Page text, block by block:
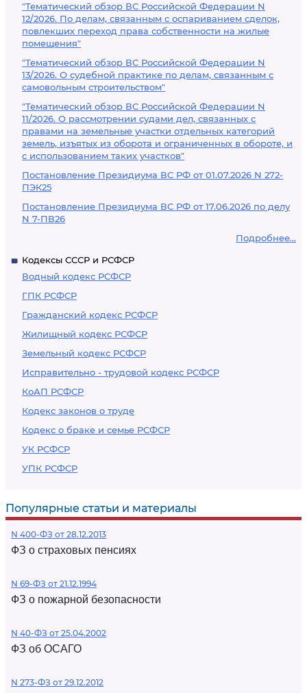
"Тематический обзор ВС Российской Федерации N
12/2026. По делам, связанным с оспариванием сделок,
повлекших переход права собственности на жилые
помещения"
"Тематический обзор ВС Российской Федерации N
13/2026. О судебной практике по делам, связанным с
самовольным строительством"
"Тематический обзор ВС Российской Федерации N
11/2026. О рассмотрении судами дел, связанных с
правами на земельные участки отдельных категорий
земель, изъятых из оборота и ограниченных в обороте, и
с использованием таких участков"
Постановление Президиума ВС РФ от 01.07.2026 N 272-
ПЭК25
Постановление Президиума ВС РФ от 17.06.2026 по делу
N 7-ПВ26
Подробнее...
Кодексы СССР и РСФСР
Водный кодекс РСФСР
ГПК РСФСР
Гражданский кодекс РСФСР
Жилищный кодекс РСФСР
Земельный кодекс РСФСР
Исправительно - трудовой кодекс РСФСР
КоАП РСФСР
Кодекс законов о труде
Кодекс о браке и семье РСФСР
УК РСФСР
УПК РСФСР
Популярные статьи и материалы
N 400-ФЗ от 28.12.2013
ФЗ о страховых пенсиях
N 69-ФЗ от 21.12.1994
ФЗ о пожарной безопасности
N 40-ФЗ от 25.04.2002
ФЗ об ОСАГО
N 273-ФЗ от 29.12.2012